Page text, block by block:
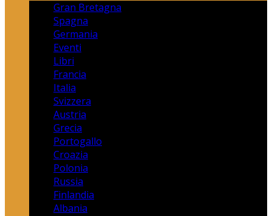
Gran Bretagna
Spagna
Germania
Eventi
Libri
Francia
Italia
Svizzera
Austria
Grecia
Portogallo
Croazia
Polonia
Russia
Finlandia
Albania